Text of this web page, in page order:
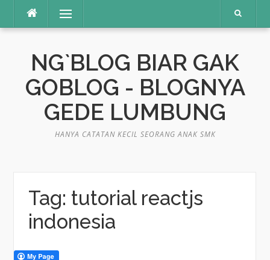
content
Menu
NG`BLOG BIAR GAK
GOBLOG - BLOGNYA
GEDE LUMBUNG
HANYA CATATAN KECIL SEORANG ANAK SMK
Tag: tutorial reactjs
indonesia